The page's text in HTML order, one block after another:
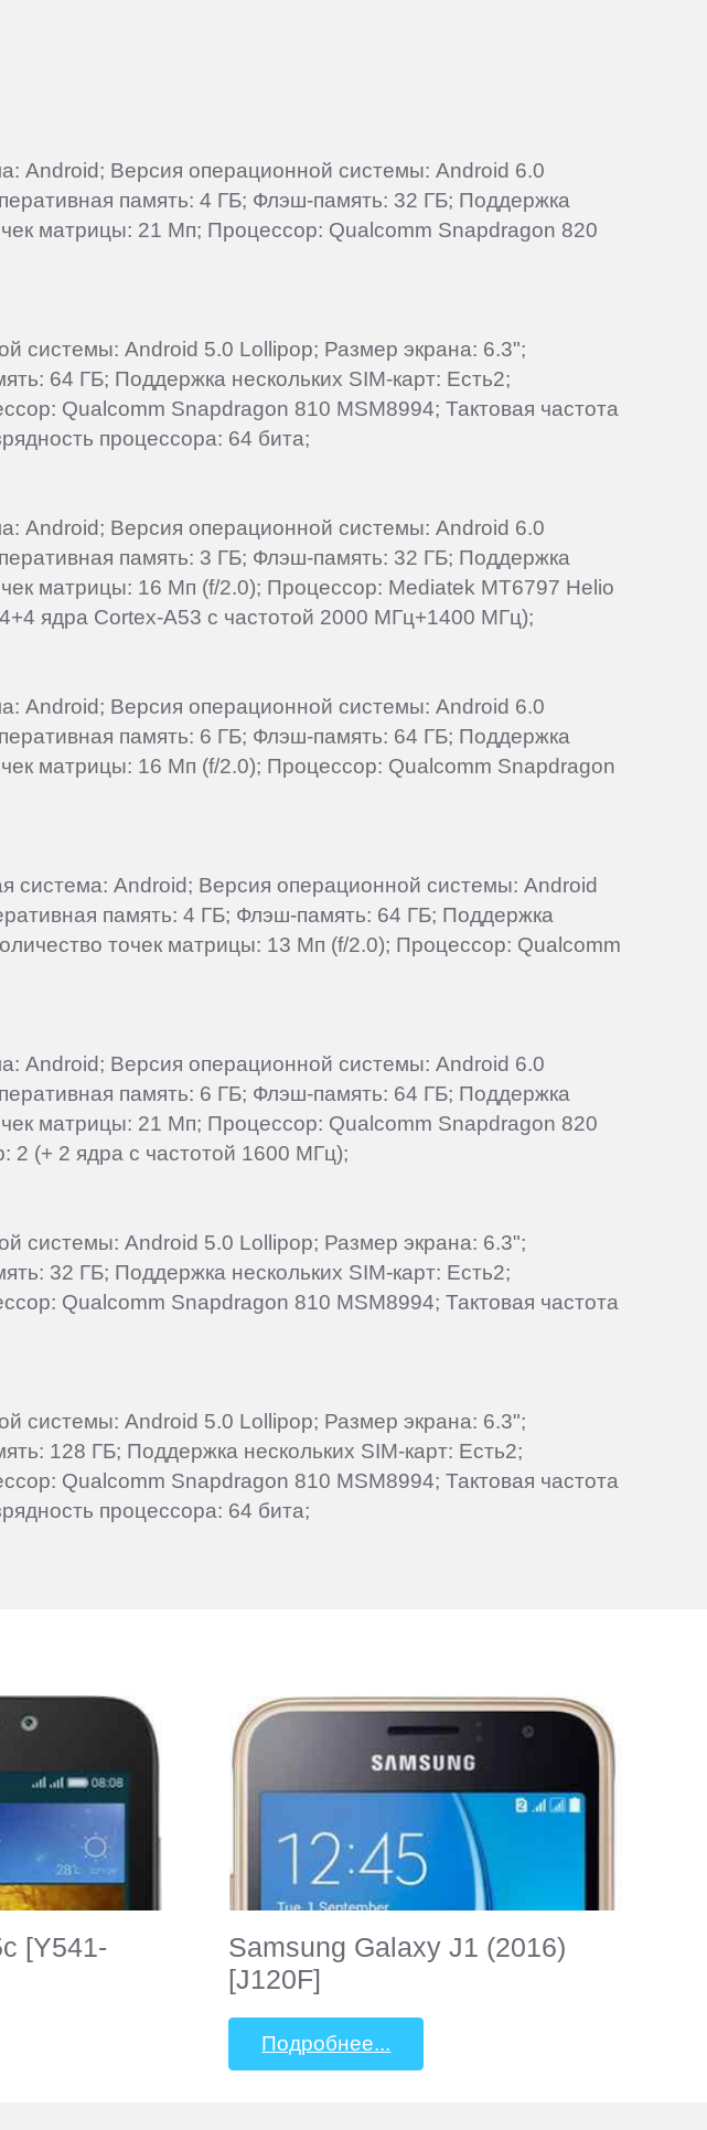
Android; Версия операционной системы: Android 6.0
память: 4 ГБ; Флэш-память: 32 ГБ; Поддержка
матрицы: 21 Мп; Процессор: Qualcomm Snapdragon 820
системы: Android 5.0 Lollipop; Размер экрана: 6.3";
64 ГБ; Поддержка нескольких SIM-карт: Есть2;
Qualcomm Snapdragon 810 MSM8994; Тактовая частота
процессора: 64 бита;
Android; Версия операционной системы: Android 6.0
память: 3 ГБ; Флэш-память: 32 ГБ; Поддержка
матрицы: 16 Мп (f/2.0); Процессор: Mediatek MT6797 Helio
ядра Cortex-A53 с частотой 2000 МГц+1400 МГц);
Android; Версия операционной системы: Android 6.0
память: 6 ГБ; Флэш-память: 64 ГБ; Поддержка
матрицы: 16 Мп (f/2.0); Процессор: Qualcomm Snapdragon
система: Android; Версия операционной системы: Android
память: 4 ГБ; Флэш-память: 64 ГБ; Поддержка
точек матрицы: 13 Мп (f/2.0); Процессор: Qualcomm
Android; Версия операционной системы: Android 6.0
память: 6 ГБ; Флэш-память: 64 ГБ; Поддержка
матрицы: 21 Мп; Процессор: Qualcomm Snapdragon 820
2 (+ 2 ядра с частотой 1600 МГц);
системы: Android 5.0 Lollipop; Размер экрана: 6.3";
32 ГБ; Поддержка нескольких SIM-карт: Есть2;
Qualcomm Snapdragon 810 MSM8994; Тактовая частота
системы: Android 5.0 Lollipop; Размер экрана: 6.3";
128 ГБ; Поддержка нескольких SIM-карт: Есть2;
Qualcomm Snapdragon 810 MSM8994; Тактовая частота
процессора: 64 бита;
[Y541-
Samsung Galaxy J1 (2016)
[J120F]
Подробнее...